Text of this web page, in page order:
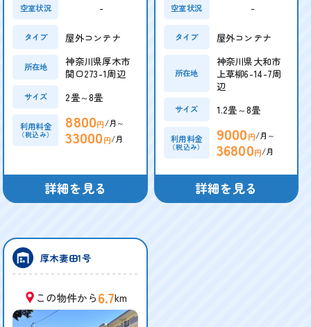
空室状況 -
タイプ 屋外コンテナ
所在地
神奈川県厚木市
関口273-1周辺
サイズ 2畳～8畳
利用料金
（税込み）
8800円/月～
33000円/月
詳細を見る
空室状況 -
タイプ 屋外コンテナ
所在地
神奈川県大和市
上草柳6-14-7周
辺
サイズ 1.2畳～8畳
利用料金
（税込み）
9000円/月～
36800円/月
詳細を見る
厚木妻田1号
この物件から6.7km